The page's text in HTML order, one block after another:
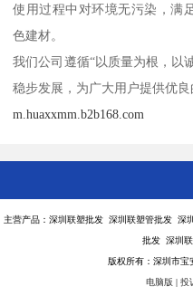
使用过程中对环境无污染，满
色建材。
我们公司遵循“以质量为根，以
稳步发展，为广大用户提供优良
m.huaxxmm.b2b168.com
主营产品：深圳联塑批发 深圳联塑管批发 深
批发 深圳
版权所有：深圳市
电脑版 | 投